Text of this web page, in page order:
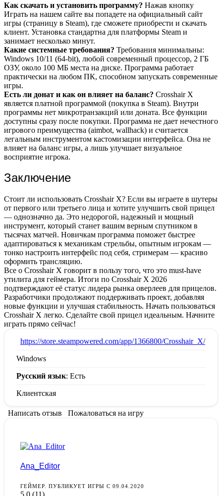
Как скачать и установить программу? Нажав кнопку
Играть на нашем сайте вы попадете на официальный сайт
игры (страницу в Steam), где сможете приобрести и скачать
клиент. Установка стандартна для платформы Steam и
занимает несколько минут.
Какие системные требования? Требования минимальны:
Windows 10/11 (64-bit), любой современный процессор, 2 ГБ
ОЗУ, около 100 МБ места на диске. Программа работает
практически на любом ПК, способном запускать современные
игры.
Есть ли донат и как он влияет на баланс? Crosshair X
является платной программой (покупка в Steam). Внутри
программы нет микротранзакций или доната. Все функции
доступны сразу после покупки. Программа не дает нечестного
игрового преимущества (aimbot, wallhack) и считается
легальным инструментом кастомизации интерфейса. Она не
влияет на баланс игры, а лишь улучшает визуальное
восприятие игрока.
Заключение
Стоит ли использовать Crosshair X? Если вы играете в шутеры
от первого или третьего лица и хотите улучшить свой прицел
— однозначно да. Это недорогой, надежный и мощный
инструмент, который станет вашим верным спутником в
тысячах матчей. Новичкам программа поможет быстрее
адаптироваться к механикам стрельбы, опытным игрокам —
тонко настроить интерфейс под себя, стримерам — красиво
оформить трансляцию.
Все о Crosshair X говорит в пользу того, что это must-have
утилита для геймера. Итоги по Crosshair X 2026
подтверждают её статус лидера рынка оверлеев для прицелов.
Разработчики продолжают поддерживать проект, добавляя
новые функции и улучшая стабильность. Начать пользоваться
Crosshair X легко. Сделайте свой прицел идеальным. Начните
играть прямо сейчас!
https://store.steampowered.com/app/1366800/Crosshair_X/
Windows
Русский язык: Есть
Клиентская
Написать отзыв Пожаловаться на игру
Ana_Editor
ГЕЙМЕР. ПУБЛИКУЕТ ИГРЫ С 09.04.2020
5,0 (11)